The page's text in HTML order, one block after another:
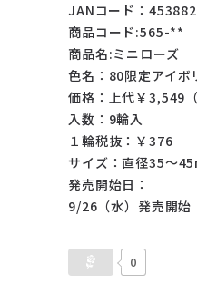
JANコード：
商品コード:565-**
商品名:ミニローズ
色名：80限定アイボ
価格：上代￥3,549
入数：9輪入
１輪税抜：￥376
サイズ：直径35～
発売開始日：
9/26（水）発売開始
0